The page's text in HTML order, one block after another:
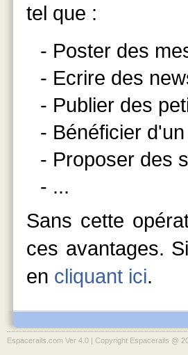
tel que :
- Poster des
- Ecrire des
- Publier des
- Bénéficier
- Proposer des
- ...
Sans cette
ces avantages.
en cliquant ici.
Espacerails.com Ver 4.0 | Copyright Espacerails @